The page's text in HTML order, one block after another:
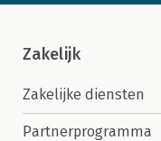
Zakelijk
Zakelijke diensten
Partnerprogramma